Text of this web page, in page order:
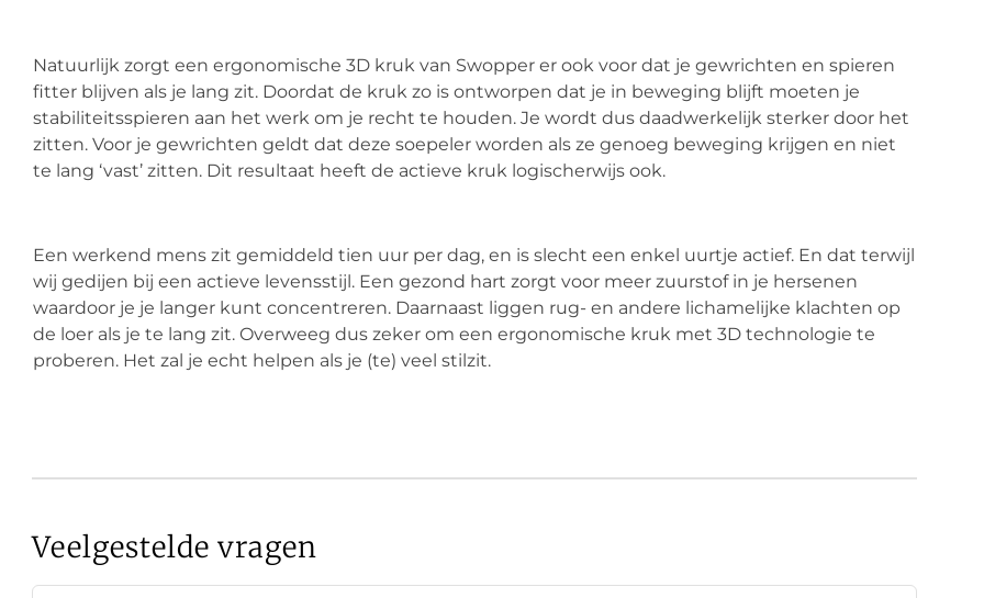
Natuurlijk zorgt een ergonomische 3D kruk van Swopper er ook voor dat je gewrichten en spieren
fitter blijven als je lang zit. Doordat de kruk zo is ontworpen dat je in beweging blijft moeten je
stabiliteitsspieren aan het werk om je recht te houden. Je wordt dus daadwerkelijk sterker door het
zitten. Voor je gewrichten geldt dat deze soepeler worden als ze genoeg beweging krijgen en niet
te lang ‘vast’ zitten. Dit resultaat heeft de actieve kruk logischerwijs ook.
Een werkend mens zit gemiddeld tien uur per dag, en is slecht een enkel uurtje actief. En dat terwijl
wij gedijen bij een actieve levensstijl. Een gezond hart zorgt voor meer zuurstof in je hersenen
waardoor je je langer kunt concentreren. Daarnaast liggen rug- en andere lichamelijke klachten op
de loer als je te lang zit. Overweeg dus zeker om een ergonomische kruk met 3D technologie te
proberen. Het zal je echt helpen als je (te) veel stilzit.
Veelgestelde vragen